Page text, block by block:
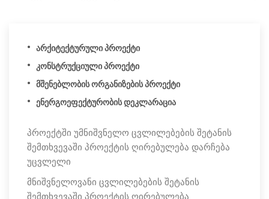
არქიტექტურული პროექტი
კონსტრუქციული პროექტი
მშენებლობის ორგანიზების პროექტი
ენერგოეფექტურობის დეკლარაცია
პროექტში უმნიშვნელო ცვლილებების შეტანის
შემთხვევაში პროექტის ღირებულება დარჩება
უცვლელი
მნიშვნელოვანი ცვლილებების შეტანის
შემთხვევაში პროექტის ღირებულება